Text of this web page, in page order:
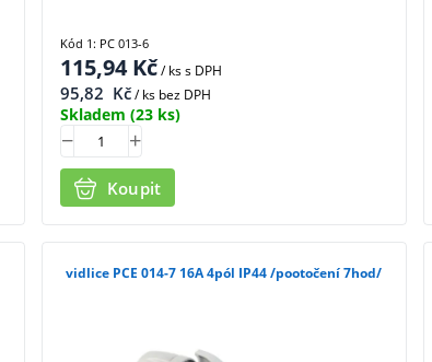
115,94Kč/ kss DPH
95,82 Kč/ ks bez DPH
Skladem (23 ks)
Koupit
Kód 1: PC 013-6
vidlice PCE 014-7 16A 4pól IP44 /pootočení 7hod/